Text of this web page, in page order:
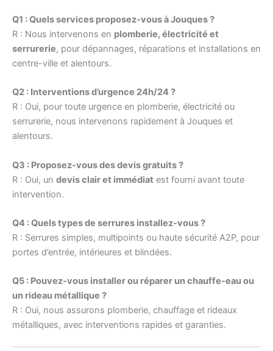
Q1 : Quels services proposez-vous à Jouques ?
R : Nous intervenons en plomberie, électricité et
serrurerie, pour dépannages, réparations et installations en
centre-ville et alentours.
Q2 : Interventions d’urgence 24h/24 ?
R : Oui, pour toute urgence en plomberie, électricité ou
serrurerie, nous intervenons rapidement à Jouques et
alentours.
Q3 : Proposez-vous des devis gratuits ?
R : Oui, un devis clair et immédiat est fourni avant toute
intervention.
Q4 : Quels types de serrures installez-vous ?
R : Serrures simples, multipoints ou haute sécurité A2P, pour
portes d’entrée, intérieures et blindées.
Q5 : Pouvez-vous installer ou réparer un chauffe-eau ou
un rideau métallique ?
R : Oui, nous assurons plomberie, chauffage et rideaux
métalliques, avec interventions rapides et garanties.